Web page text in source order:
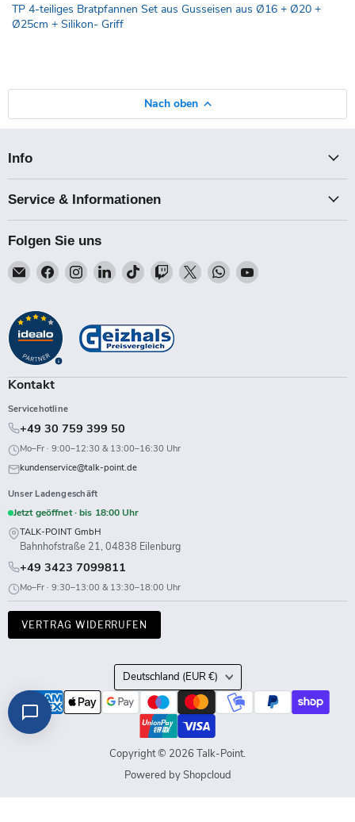
TP 4-teiliges Bratpfannen Set aus Gusseisen aus Ø16 + Ø20 +
Ø25cm + Silikon- Griff
Nach oben
Info
Service & Informationen
Folgen Sie uns
Email
Talk-
Finden
Sie
auf
Facebook
Finden
Sie
Instagram
Finden
Sie
LinkedIn
Finden
Sie
TikTok
Finden
Sie
Twitch
Finden
Sie
Finden
Sie
Finden
Kontakt
Servicehotline
+49 30 759 399 50
Mo–Fr · 9:00–12:30 & 13:00–16:30 Uhr
kundenservice@talk-point.de
Unser Ladengeschäft
Jetzt geöffnet · bis 18:00 Uhr
TALK-POINT GmbH
Bahnhofstraße 21, 04838 Eilenburg
+49 3423 7099811
Mo–Fr · 9:30–13:00 & 13:30–18:00 Uhr
VERTRAG WIDERRUFEN
Land
Deutschland (EUR €)
Copyright © 2026 Talk-Point.
Powered by Shopcloud